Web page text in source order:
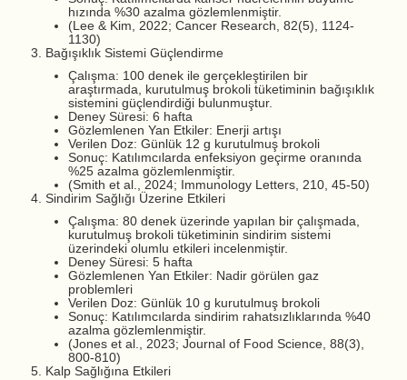
hızında %30 azalma gözlemlenmiştir.
(Lee & Kim, 2022; Cancer Research, 82(5), 1124-
1130)
Bağışıklık Sistemi Güçlendirme
Çalışma: 100 denek ile gerçekleştirilen bir
araştırmada, kurutulmuş brokoli tüketiminin bağışıklık
sistemini güçlendirdiği bulunmuştur.
Deney Süresi: 6 hafta
Gözlemlenen Yan Etkiler: Enerji artışı
Verilen Doz: Günlük 12 g kurutulmuş brokoli
Sonuç: Katılımcılarda enfeksiyon geçirme oranında
%25 azalma gözlemlenmiştir.
(Smith et al., 2024; Immunology Letters, 210, 45-50)
Sindirim Sağlığı Üzerine Etkileri
Çalışma: 80 denek üzerinde yapılan bir çalışmada,
kurutulmuş brokoli tüketiminin sindirim sistemi
üzerindeki olumlu etkileri incelenmiştir.
Deney Süresi: 5 hafta
Gözlemlenen Yan Etkiler: Nadir görülen gaz
problemleri
Verilen Doz: Günlük 10 g kurutulmuş brokoli
Sonuç: Katılımcılarda sindirim rahatsızlıklarında %40
azalma gözlemlenmiştir.
(Jones et al., 2023; Journal of Food Science, 88(3),
800-810)
Kalp Sağlığına Etkileri